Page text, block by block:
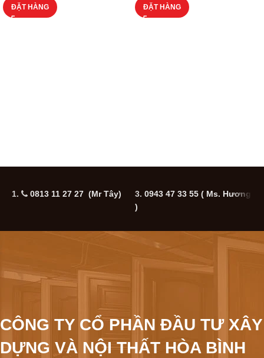
ĐẶT HÀNG ĐẶT HÀNG
1. 0813 11 27 27 (Mr Tây) 3. 0943 47 33 55 ( Ms. Hương
)
CÔNG TY CỔ PHẦN ĐẦU TƯ XÂY
DỰNG VÀ NỘI THẤT HÒA BÌNH